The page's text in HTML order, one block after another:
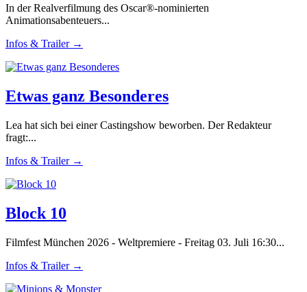
In der Realverfilmung des Oscar®-nominierten
Animationsabenteuers...
Infos & Trailer →
Etwas ganz Besonderes
Lea hat sich bei einer Castingshow beworben. Der Redakteur
fragt:...
Infos & Trailer →
Block 10
Filmfest München 2026 - Weltpremiere - Freitag 03. Juli 16:30...
Infos & Trailer →